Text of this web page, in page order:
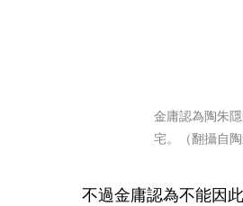
金庸認為陶朱
宅。（翻攝自陶
不過金庸認為不能因